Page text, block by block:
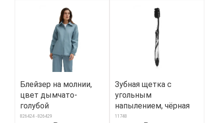
Блейзер на молнии,
цвет дымчато-
голубой
826424 - 826429
Зубная щетка с
угольным
напылением, чёрная
11748